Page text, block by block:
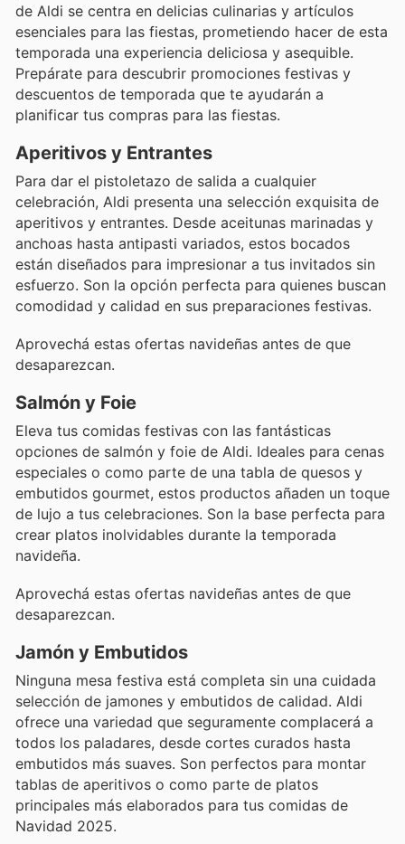
de Aldi se centra en delicias culinarias y artículos
esenciales para las fiestas, prometiendo hacer de esta
temporada una experiencia deliciosa y asequible.
Prepárate para descubrir promociones festivas y
descuentos de temporada que te ayudarán a
planificar tus compras para las fiestas.
Aperitivos y Entrantes
Para dar el pistoletazo de salida a cualquier
celebración, Aldi presenta una selección exquisita de
aperitivos y entrantes. Desde aceitunas marinadas y
anchoas hasta antipasti variados, estos bocados
están diseñados para impresionar a tus invitados sin
esfuerzo. Son la opción perfecta para quienes buscan
comodidad y calidad en sus preparaciones festivas.
Aprovechá estas ofertas navideñas antes de que
desaparezcan.
Salmón y Foie
Eleva tus comidas festivas con las fantásticas
opciones de salmón y foie de Aldi. Ideales para cenas
especiales o como parte de una tabla de quesos y
embutidos gourmet, estos productos añaden un toque
de lujo a tus celebraciones. Son la base perfecta para
crear platos inolvidables durante la temporada
navideña.
Aprovechá estas ofertas navideñas antes de que
desaparezcan.
Jamón y Embutidos
Ninguna mesa festiva está completa sin una cuidada
selección de jamones y embutidos de calidad. Aldi
ofrece una variedad que seguramente complacerá a
todos los paladares, desde cortes curados hasta
embutidos más suaves. Son perfectos para montar
tablas de aperitivos o como parte de platos
principales más elaborados para tus comidas de
Navidad 2025.